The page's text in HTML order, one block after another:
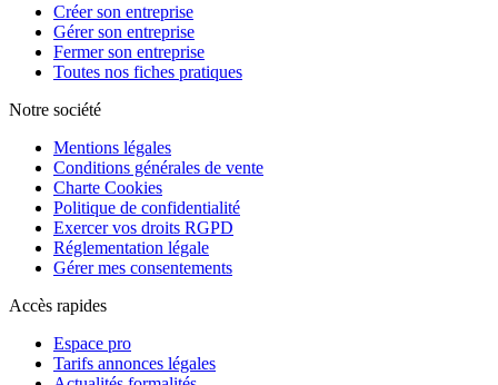
Créer son entreprise
Gérer son entreprise
Fermer son entreprise
Toutes nos fiches pratiques
Notre société
Mentions légales
Conditions générales de vente
Charte Cookies
Politique de confidentialité
Exercer vos droits RGPD
Réglementation légale
Gérer mes consentements
Accès rapides
Espace pro
Tarifs annonces légales